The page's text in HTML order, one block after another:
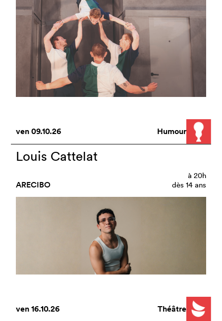
ven09.10.26 Humour
Louis Cattelat
ARECIBO
à 20h
dès 14 ans
ven16.10.26 Théâtre